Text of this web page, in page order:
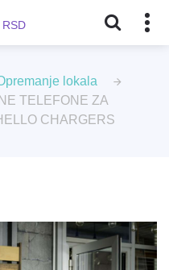
lokala
TELEFONE ZA
CHARGERS